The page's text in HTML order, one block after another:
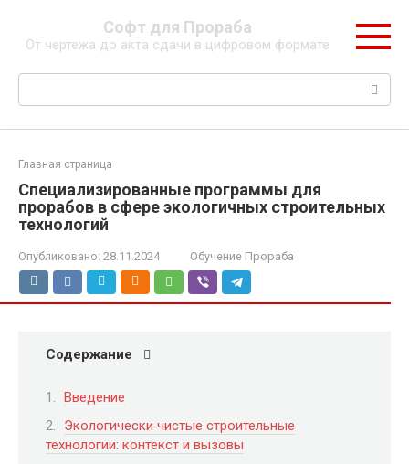
контенту
Софт для Прораба
От чертежа до акта сдачи в цифровом формате
Поиск:
Главная страница
Специализированные программы для
прорабов в сфере экологичных строительных
технологий
Опубликовано: 28.11.2024 Обучение Прораба
Содержание
Введение
Экологически чистые строительные
технологии: контекст и вызовы